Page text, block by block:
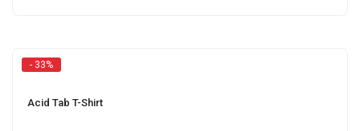
- 33%
Acid Tab T-Shirt